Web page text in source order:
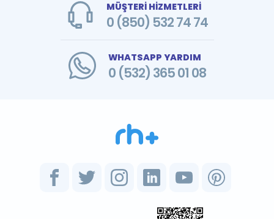
MÜŞTERİ HİZMETLERİ
0 (850) 532 74 74
WHATSAPP YARDIM
0 (532) 365 01 08